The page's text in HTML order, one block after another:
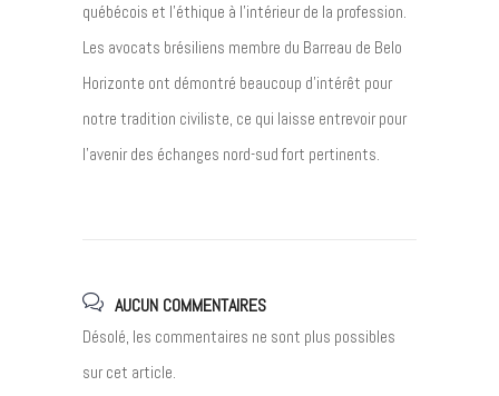
québécois et l’éthique à l’intérieur de la profession.
Les avocats brésiliens membre du Barreau de Belo
Horizonte ont démontré beaucoup d’intérêt pour
notre tradition civiliste, ce qui laisse entrevoir pour
l’avenir des échanges nord-sud fort pertinents.
AUCUN COMMENTAIRES
Désolé, les commentaires ne sont plus possibles
sur cet article.